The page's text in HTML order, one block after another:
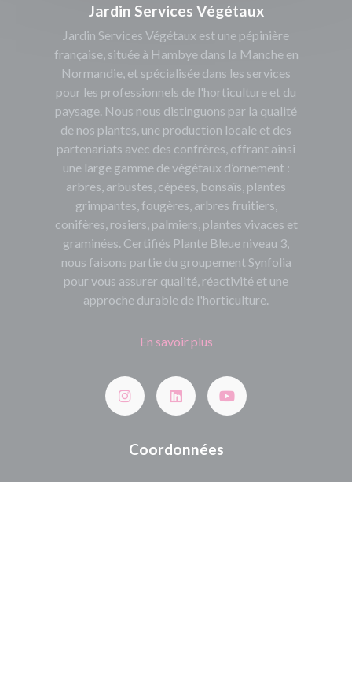
Jardin Services Végétaux
Jardin Services Végétaux est une pépinière
française, située à Hambye dans la Manche en
Normandie, et spécialisée dans les services
pour les professionnels de l'horticulture et du
paysage. Nous nous distinguons par la qualité
de nos plantes, une production locale et des
partenariats avec des confrères, offrant ainsi
une large gamme de végétaux d’ornement :
arbres, arbustes, cépées, bonsaïs, plantes
grimpantes, fougères, arbres fruitiers,
conifères, rosiers, palmiers, plantes vivaces et
graminées. Certifiés Plante Bleue niveau 3,
nous faisons partie du groupement Synfolia
pour vous assurer qualité, réactivité et une
approche durable de l'horticulture.
En savoir plus
Coordonnées